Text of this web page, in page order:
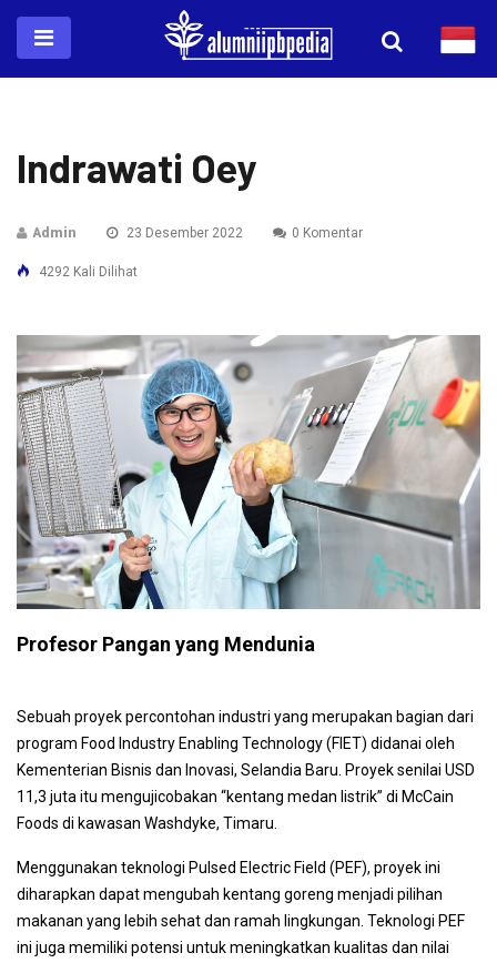
Indrawati Oey
Admin 23 Desember 2022 0 Komentar
4292 Kali Dilihat
Profesor Pangan yang Mendunia
Sebuah proyek percontohan industri yang merupakan bagian dari
program Food Industry Enabling Technology (FIET) didanai oleh
Kementerian Bisnis dan Inovasi, Selandia Baru. Proyek senilai USD
11,3 juta itu mengujicobakan “kentang medan listrik” di McCain
Foods di kawasan Washdyke, Timaru.
Menggunakan teknologi Pulsed Electric Field (PEF), proyek ini
diharapkan dapat mengubah kentang goreng menjadi pilihan
makanan yang lebih sehat dan ramah lingkungan. Teknologi PEF
ini juga memiliki potensi untuk meningkatkan kualitas dan nilai